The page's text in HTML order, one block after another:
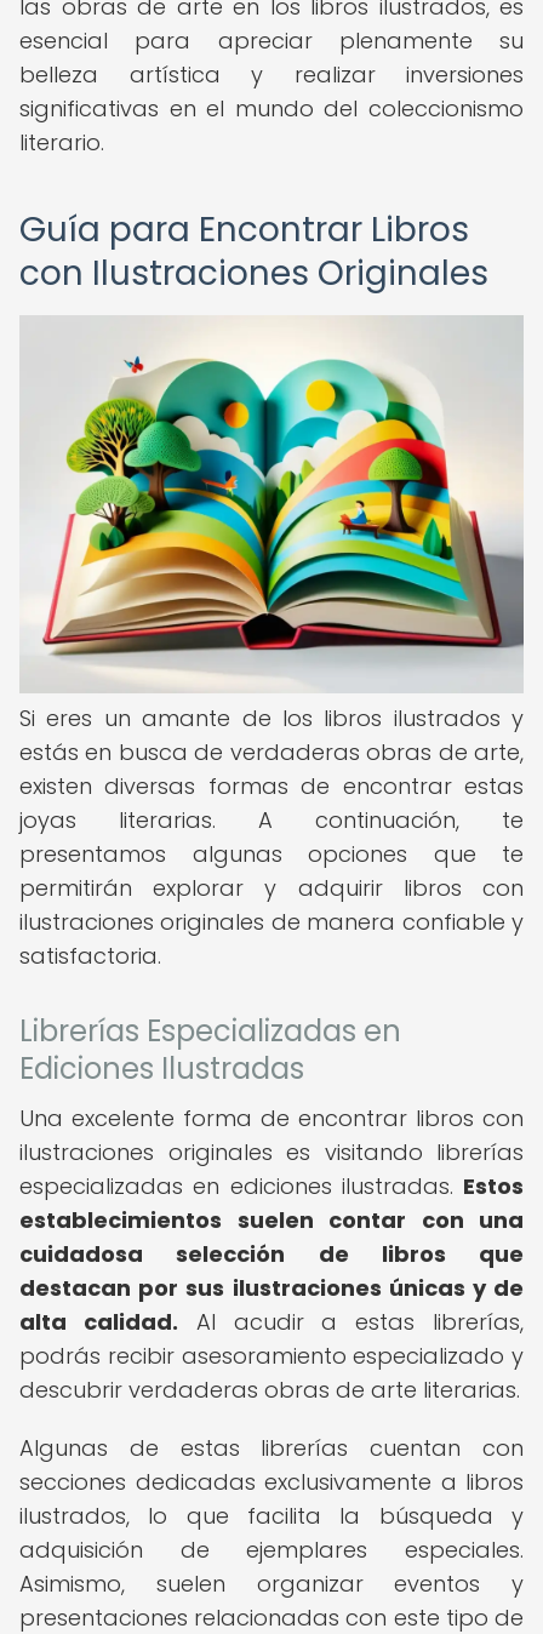
las obras de arte en los libros ilustrados, es
esencial para apreciar plenamente su
belleza artística y realizar inversiones
significativas en el mundo del coleccionismo
literario.
Guía para Encontrar Libros
con Ilustraciones Originales
Si eres un amante de los libros ilustrados y
estás en busca de verdaderas obras de arte,
existen diversas formas de encontrar estas
joyas literarias. A continuación, te
presentamos algunas opciones que te
permitirán explorar y adquirir libros con
ilustraciones originales de manera confiable y
satisfactoria.
Librerías Especializadas en
Ediciones Ilustradas
Una excelente forma de encontrar libros con
ilustraciones originales es visitando librerías
especializadas en ediciones ilustradas. Estos
establecimientos suelen contar con una
cuidadosa selección de libros que
destacan por sus ilustraciones únicas y de
alta calidad. Al acudir a estas librerías,
podrás recibir asesoramiento especializado y
descubrir verdaderas obras de arte literarias.
Algunas de estas librerías cuentan con
secciones dedicadas exclusivamente a libros
ilustrados, lo que facilita la búsqueda y
adquisición de ejemplares especiales.
Asimismo, suelen organizar eventos y
presentaciones relacionadas con este tipo de